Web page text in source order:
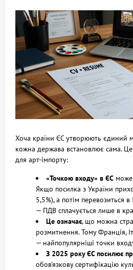
Хоча країни ЄС утворюють єдиний
кожна держава встановлює сама.
для арт‑імпорту:
«Точкою входу» в ЄС може
Якщо посилка з України
5,5%), а потім перевозиться
— ПДВ сплачується лише в
Це означає, що можна
розмитнення. Тому Франція,
— найпопулярніші точки
З 2025 року ЄС посилює
обов’язкову сертифікацію